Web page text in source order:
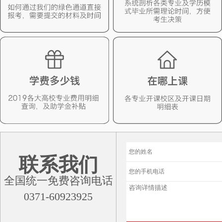
联系我们
全国统一免费咨询电话
0371-60923925